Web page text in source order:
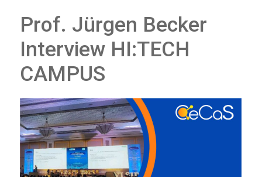
Prof. Jürgen Becker
Interview HI:TECH
CAMPUS